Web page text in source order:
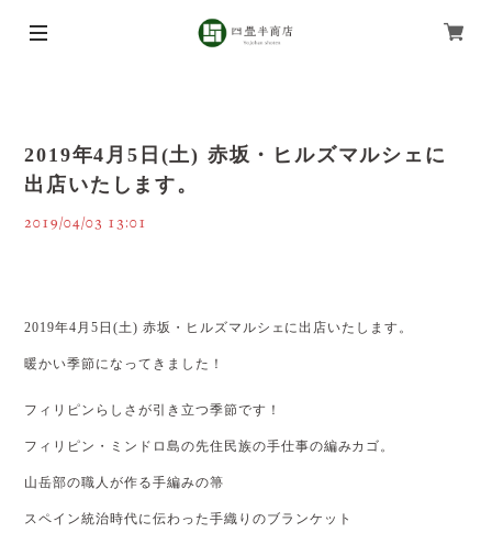
2019年4月5日(土) 赤坂・ヒルズマルシェに
出店いたします。
2019/04/03 13:01
2019年4月5日(土) 赤坂・ヒルズマルシェに出店いたします。
暖かい季節になってきました！
フィリピンらしさが引き立つ季節です！
フィリピン・ミンドロ島の先住民族の手仕事の編みカゴ。
山岳部の職人が作る手編みの箒
スペイン統治時代に伝わった手織りのブランケット